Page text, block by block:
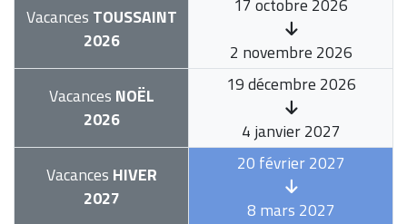
Vacances TOUSSAINT
2026
17 octobre 2026
2 novembre 2026
Vacances NOËL
2026
19 décembre 2026
4 janvier 2027
Vacances HIVER
2027
20 février 2027
8 mars 2027